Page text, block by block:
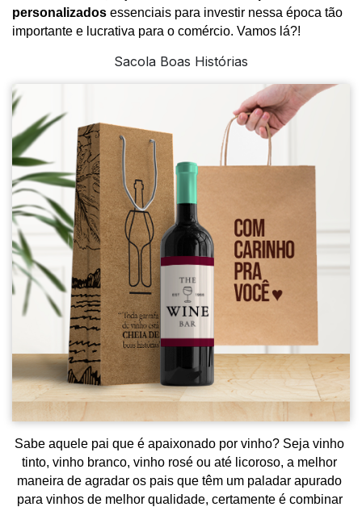
personalizados essenciais para investir nessa época tão
importante e lucrativa para o comércio. Vamos lá?!
Sacola Boas Histórias
Sabe aquele pai que é apaixonado por vinho? Seja vinho
tinto, vinho branco, vinho rosé ou até licoroso, a melhor
maneira de agradar os pais que têm um paladar apurado
para vinhos de melhor qualidade, certamente é combinar